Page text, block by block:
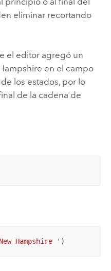
eliminar recortando
el editor agregó un
en el campo
los estados, por lo
de la cadena de
Hampshire ' )